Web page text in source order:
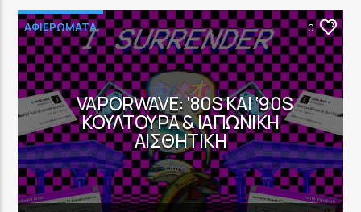
ΑΦΙΕΡΩΜΑΤΑ 0
VAPORWAVE: ‘80S ΚΑΙ ‘90S
ΚΟΥΛΤΟΎΡΑ & ΙΑΠΩΝΙΚΉ
ΑΙΣΘΗΤΙΚΉ